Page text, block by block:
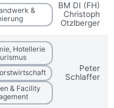
&
BM DI (FH)
Christoph
Otzlberger
Hotellerie
& Facility
Peter
Schlaffer